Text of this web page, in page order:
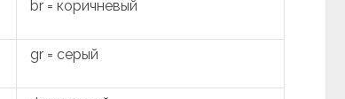
br = коричневый
gr = серый